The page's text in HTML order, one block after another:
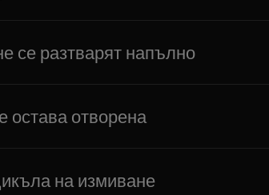
се разтварят напълно
остава отворена
на измиване